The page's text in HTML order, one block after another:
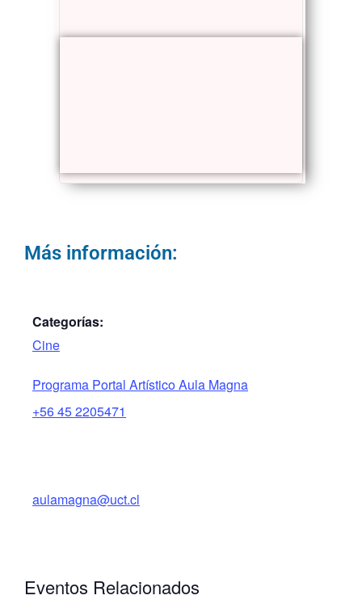
Más información:
Categorías:
Cine
Programa Portal Artístico Aula Magna
+56 45 2205471
aulamagna@uct.cl
Eventos Relacionados